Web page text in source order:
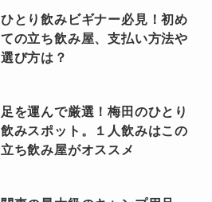
ひとり飲みビギナー必見！初め
ての立ち飲み屋、支払い方法や
選び方は？
足を運んで厳選！梅田のひとり
飲みスポット。１人飲みはこの
立ち飲み屋がオススメ